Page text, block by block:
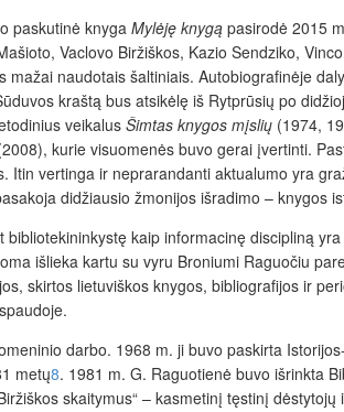
paskutinė knyga Mylėję knygą pasirodė 2015
Vaclovo Biržiškos, Kazio Sendziko,
naudotais šaltiniais. Autobiografinėje
kraštą bus atsikėlę iš Rytprūsių po
veikalus Šimtas knygos mįslių (1974,
kurie visuomenės buvo gerai įvertinti.
vertinga ir neprarandanti aktualumo yra
didžiausio žmonijos išradimo – knygos
kaip informacinę discipliną
išlieka kartu su vyru Broniumi Raguočiu
skirtos lietuviškos knygos, bibliografijos ir
darbo. 1968 m. ji buvo paskirta
metų8. 1981 m. G. Raguotienė buvo išrinkta
skaitymus“ – kasmetinį tęstinį